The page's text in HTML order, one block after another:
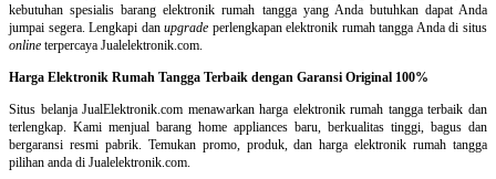
kebutuhan spesialis barang elektronik rumah tangga yang Anda butuhkan dapat Anda
jumpai segera. Lengkapi danupgrade perlengkapan elektronik rumah tangga Anda di situs
online terpercaya Jualelektronik.com.
Harga Elektronik Rumah Tangga Terbaik dengan Garansi Original 100%
Situs belanjaJualElektronik.com menawarkan harga elektronik rumah tangga terbaik dan
terlengkap. Kami menjual barang home appliances baru, berkualitas tinggi, bagus dan
bergaransi resmi pabrik. Temukan promo, produk, dan harga elektronik rumah tangga
pilihan anda di Jualelektronik.com.